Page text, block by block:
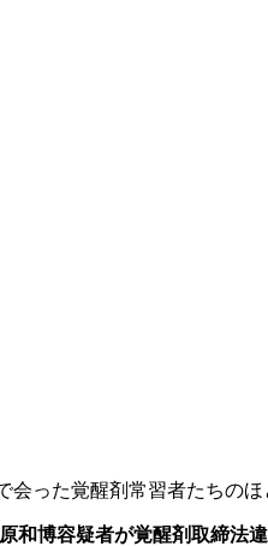
会った覚醒剤常習者たちの
博容疑者が覚醒剤取締法